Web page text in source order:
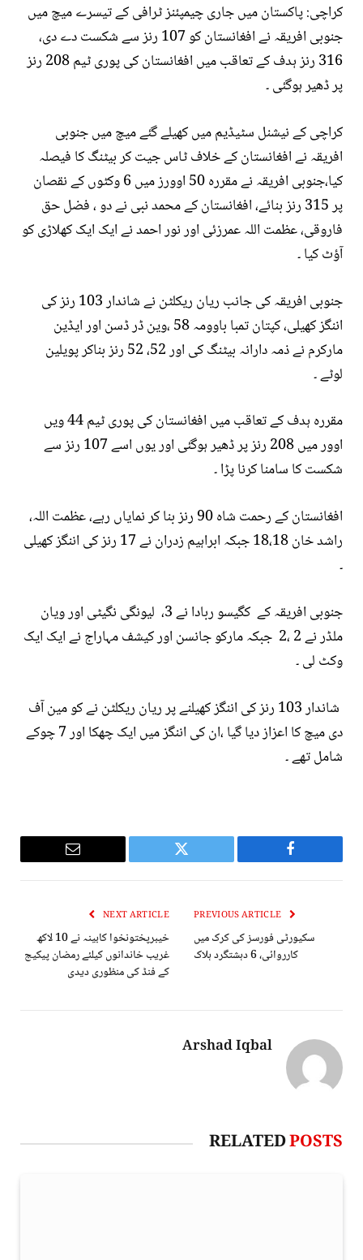
کراچی: پاکستان میں جاری چیمپئنز ٹرافی کے تیسرے میچ میں
جنوبی افریقہ نے افغانستان کو 107 رنز سے شکست دے دی،
316 رنز ہدف کے تعاقب میں افغانستان کی پوری ٹیم 208 رنز
پر ڈھیر ہوگئی ۔
کراچی کے نیشنل سٹیڈیم میں کھیلے گئے میچ میں جنوبی
افریقہ نے افغانستان کے خلاف ٹاس جیت کر بیٹنگ کا فیصلہ
کیا،جنوبی افریقہ نے مقررہ 50 اوورز میں 6 وکٹوں کے نقصان
پر 315 رنز بنائے، افغانستان کے محمد نبی نے دو ، فضل حق
فاروقی، عظمت اللہ عمرزئی اور نور احمد نے ایک ایک کھلاڑی کو
آؤٹ کیا ۔
جنوبی افریقہ کی جانب ریان ریکلٹن نے شاندار 103 رنز کی
اننگز کھیلی، کپتان تمبا باوومہ 58 ،وین ڈر ڈسن اور ایڈین
مارکرم نے ذمہ دارانہ بیٹنگ کی اور 52، 52 رنز بناکر پویلین
لوٹے ۔
مقررہ ہدف کے تعاقب میں افغانستان کی پوری ٹیم 44 ویں
اوور میں 208 رنز پر ڈھیر ہوگئی اور یوں اسے 107 رنز سے
شکست کا سامنا کرنا پڑا ۔
افغانستان کے رحمت شاہ 90 رنز بنا کر نمایاں رہے، عظمت اللہ،
راشد خان 18،18 جبکہ ابراہیم زدران نے 17 رنز کی اننگز کھیلی
۔
جنوبی افریقہ کے کگیسو ربادا نے 3، لیونگی نگیٹی اور ویان
ملڈر نے 2 ،2 جبکہ مارکو جانسن اور کیشف مہاراج نے ایک ایک
وکٹ لی ۔
شاندار 103 رنز کی اننگز کھیلنے پر ریان ریکلٹن نے کو مین آف
دی میچ کا اعزاز دیا گیا ،ان کی اننگز میں ایک چھکا اور 7 چوکے
شامل تھے ۔
Facebook
Twitter
Email
سکیورٹی فورسز کی کرک میں
کارروائی، 6 دہشتگرد ہلاک
NEXT ARTICLE
خیبرپختونخوا کابینہ نے 10 لاکھ
غریب خاندانوں کیلئے رمضان پیکیج
کے فنڈ کی منظوری دیدی
Arshad Iqbal
RELATEDPOSTS